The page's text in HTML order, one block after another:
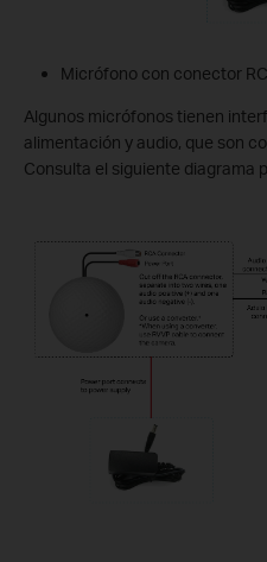
Micrófono con conector
Algunos micrófonos tienen
alimentación y audio, que son
Consulta el siguiente diagrama